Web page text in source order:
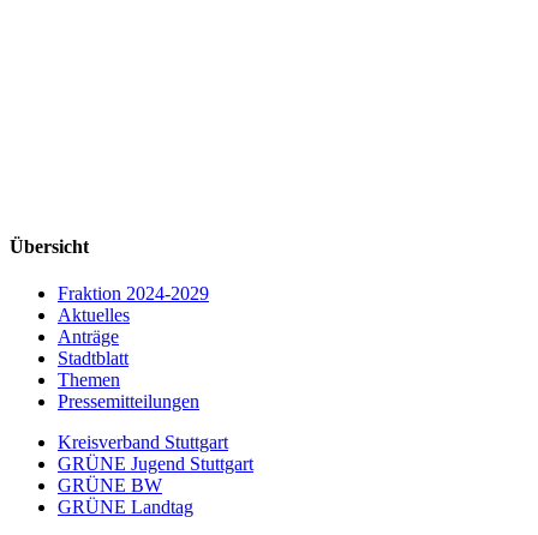
Übersicht
Fraktion 2024-2029
Aktuelles
Anträge
Stadtblatt
Themen
Pressemitteilungen
Kreisverband Stuttgart
GRÜNE Jugend Stuttgart
GRÜNE BW
GRÜNE Landtag